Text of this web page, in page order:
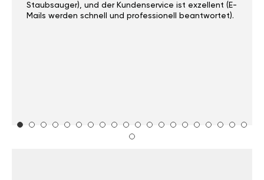
Staubsauger), und der Kundenservice ist exzellent (E-
Mails werden schnell und professionell beantwortet).